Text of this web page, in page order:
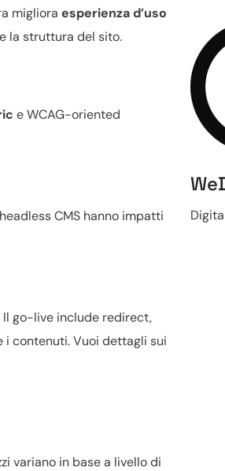
migliora esperienza d’uso
la struttura del sito.
e WCAG-oriented
CMS hanno impatti
Il go-live include redirect,
i contenuti. Vuoi dettagli sui
variano in base a livello di